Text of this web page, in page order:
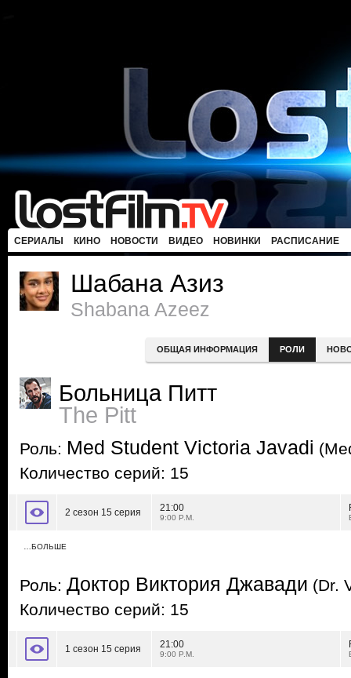
СЕРИАЛЫ КИНО НОВОСТИ ВИДЕО НОВИНКИ РАСПИСАНИЕ
Шабана Азиз
Shabana Azeez
ОБЩАЯ ИНФОРМАЦИЯ РОЛИ
Больница Питт
The Pitt
Роль: Med Student Victoria Javadi
Количество серий: 15
2 сезон 15 серия 21:00
9:00 P.M.
…БОЛЬШЕ
Роль: Доктор Виктория Джавади (Dr.
Количество серий: 15
1 сезон 15 серия 21:00
9:00 P.M.